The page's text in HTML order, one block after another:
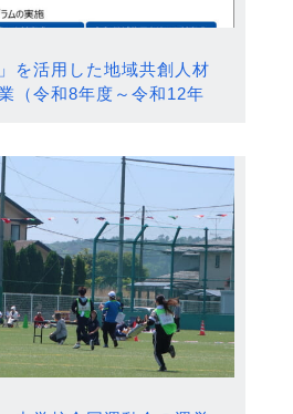
を活用した地域共創人材
（令和8年度～令和12年